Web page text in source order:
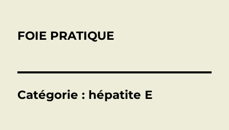
FOIE PRATIQUE
Catégorie : hépatite E